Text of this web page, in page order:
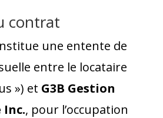
contrat
une entente de
entre le locataire
») et G3B Gestion
, pour l’occupation